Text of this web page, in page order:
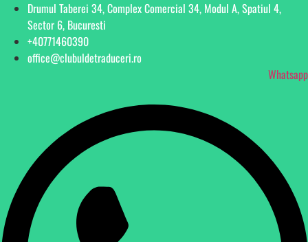
Drumul Taberei 34, Complex Comercial 34, Modul A, Spatiul 4,
Sector 6, Bucuresti
+40771460390
office@clubuldetraduceri.ro
Whatsapp